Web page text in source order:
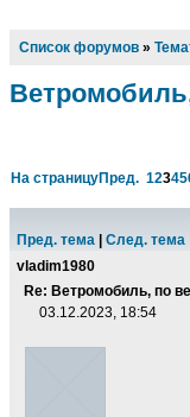
Список форумов »
На страницуПред. 12345
Пред. тема
След. тема
vladim1980
Re: Ветромобиль, по
03.12.2023, 18:54